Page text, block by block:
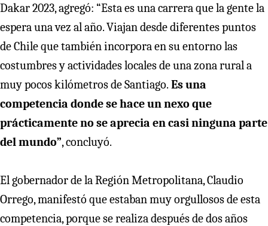
Dakar 2023, agregó: “Esta es una carrera que la gente la
espera una vez al año. Viajan desde diferentes puntos
de Chile que también incorpora en su entorno las
costumbres y actividades locales de una zona rural a
muy pocos kilómetros de Santiago. Es una
competencia donde se hace un nexo que
prácticamente no se aprecia en casi ninguna parte
del mundo”, concluyó.
El gobernador de la Región Metropolitana, Claudio
Orrego, manifestó que estaban muy orgullosos de esta
competencia, porque se realiza después de dos años